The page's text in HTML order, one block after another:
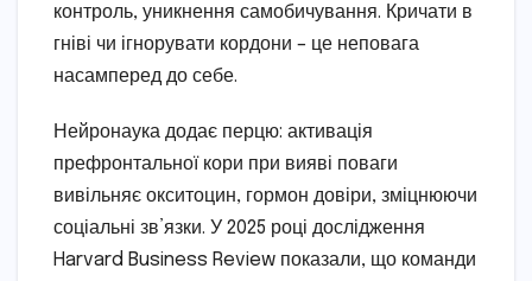
контроль, уникнення самобичування. Кричати в
гніві чи ігнорувати кордони – це неповага
насамперед до себе.
Нейронаука додає перцю: активація
префронтальної кори при вияві поваги
вивільняє окситоцин, гормон довіри, зміцнюючи
соціальні зв’язки. У 2025 році дослідження
Harvard Business Review показали, що команди